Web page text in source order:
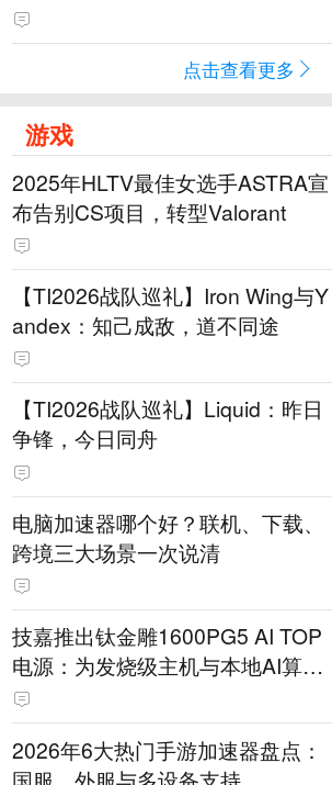
点击查看更多
游戏
2025年HLTV最佳女选手ASTRA宣
布告别CS项目，转型Valorant
【TI2026战队巡礼】Iron Wing与Y
andex：知己成敌，道不同途
【TI2026战队巡礼】Liquid：昨日
争锋，今日同舟
电脑加速器哪个好？联机、下载、
跨境三大场景一次说清
技嘉推出钛金雕1600PG5 AI TOP
电源：为发烧级主机与本地AI算力
打造旗舰供电方案
2026年6大热门手游加速器盘点：